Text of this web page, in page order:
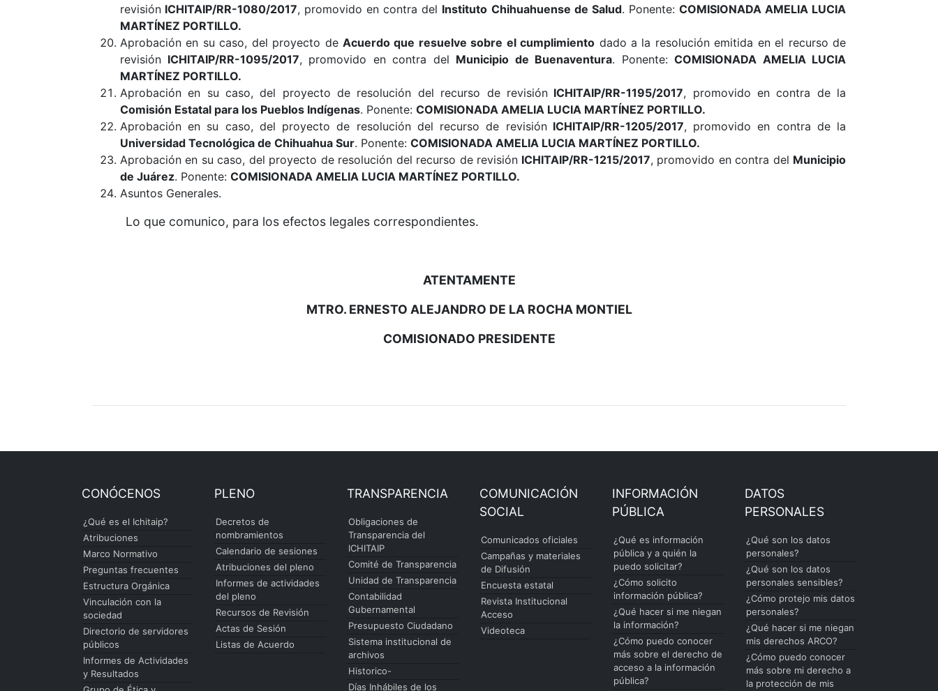
revisión ICHITAIP/RR-1080/2017, promovido en contra del Instituto Chihuahuense de Salud. Ponente: COMISIONADA AMELIA LUCIA
MARTÍNEZ PORTILLO.
Aprobación en su caso, del proyecto de Acuerdo que resuelve sobre el cumplimiento dado a la resolución emitida en el recurso de
revisión ICHITAIP/RR-1095/2017, promovido en contra del Municipio de Buenaventura. Ponente: COMISIONADA AMELIA LUCIA
MARTÍNEZ PORTILLO.
Aprobación en su caso, del proyecto de resolución del recurso de revisiónICHITAIP/RR-1195/2017, promovido en contra de la
Comisión Estatal para los Pueblos Indígenas. Ponente: COMISIONADA AMELIA LUCIA MARTÍNEZ PORTILLO.
Aprobación en su caso, del proyecto de resolución del recurso de revisiónICHITAIP/RR-1205/2017, promovido en contra de la
Universidad Tecnológica de Chihuahua Sur. Ponente: COMISIONADA AMELIA LUCIA MARTÍNEZ PORTILLO.
Aprobación en su caso, del proyecto de resolución del recurso de revisión ICHITAIP/RR-1215/2017, promovido en contra del Municipio
de Juárez. Ponente: COMISIONADA AMELIA LUCIA MARTÍNEZ PORTILLO.
Asuntos Generales.
Lo que comunico, para los efectos legales correspondientes.
ATENTAMENTE
MTRO. ERNESTO ALEJANDRO DE LA ROCHA MONTIEL
COMISIONADO PRESIDENTE
CONÓCENOS
¿Qué es el Ichitaip?
Atribuciones
Marco Normativo
Preguntas frecuentes
Estructura Orgánica
Vinculación con la
sociedad
Directorio de servidores
públicos
Informes de Actividades
y Resultados
PLENO
Decretos de
nombramientos
Calendario de sesiones
Atribuciones del pleno
Informes de actividades
del pleno
Recursos de Revisión
Actas de Sesión
Listas de Acuerdo
TRANSPARENCIA
Obligaciones de
Transparencia del
ICHITAIP
Comité de Transparencia
Unidad de Transparencia
Contabilidad
Gubernamental
Presupuesto Ciudadano
Sistema institucional de
archivos
Historico-
Días Inhábiles de los
COMUNICACIÓN
SOCIAL
Comunicados oficiales
Campañas y materiales
de Difusión
Encuesta estatal
Revista Institucional
Acceso
Videoteca
INFORMACIÓN
PÚBLICA
¿Qué es información
pública y a quién la
puedo solicitar?
¿Cómo solicito
información pública?
¿Qué hacer si me niegan
la información?
¿Cómo puedo conocer
más sobre el derecho de
acceso a la información
pública?
DATOS
PERSONALES
¿Qué son los datos
personales?
¿Qué son los datos
personales sensibles?
¿Cómo protejo mis datos
personales?
¿Qué hacer si me niegan
mis derechos ARCO?
¿Cómo puedo conocer
más sobre mi derecho a
la protección de mis